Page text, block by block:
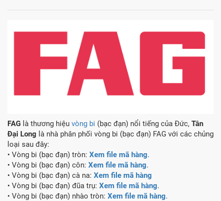
FAG là thương hiệu vòng bi (bạc đạn) nổi tiếng của Đức, Tân
Đại Long là nhà phân phối vòng bi (bạc đạn) FAG với các chủng
loại sau đây:
• Vòng bi (bạc đạn) tròn: Xem file mã hàng.
• Vòng bi (bạc đạn) côn: Xem file mã hàng.
• Vòng bi (bạc đạn) cà na: Xem file mã hàng
• Vòng bi (bạc đạn) đũa trụ: Xem file mã hàng.
• Vòng bi (bạc đạn) nhào tròn: Xem file mã hàng.